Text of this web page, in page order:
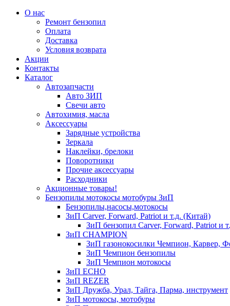
О нас
Ремонт бензопил
Оплата
Доставка
Условия возврата
Акции
Контакты
Каталог
Автозапчасти
Авто ЗИП
Свечи авто
Автохимия, масла
Аксессуары
Зарядные устройства
Зеркала
Наклейки, брелоки
Поворотники
Прочие аксессуары
Расходники
Акционные товары!
Бензопилы мотокосы мотобуры ЗиП
Бензопилы,насосы,мотокосы
ЗиП Carver, Forward, Patriot и т.д. (Китай)
ЗиП бензопил Carver, Forward, Patriot и
ЗиП CHAMPION
ЗиП газонокосилки Чемпион, Карвер,
ЗиП Чемпион бензопилы
ЗиП Чемпион мотокосы
ЗиП ECHO
ЗиП REZER
ЗиП Дружба, Урал, Тайга, Парма, инструмент
ЗиП мотокосы, мотобуры